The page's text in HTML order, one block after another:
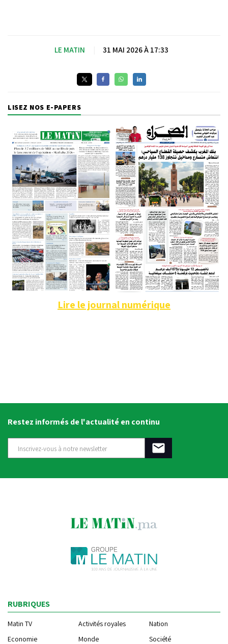
LE MATIN 31 MAI 2026 À 17:33
LISEZ NOS E-PAPERS
Lire le journal numérique
Restez informés de l'actualité en continu
RUBRIQUES
Matin TV Activités royales
Nation
Economie
Monde
Société